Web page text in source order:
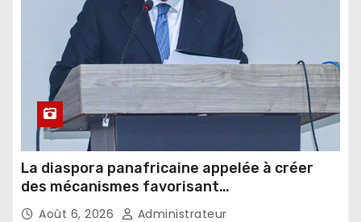
La diaspora panafricaine appelée à créer
des mécanismes favorisant
l’investissement dans les pays d’origine
Août 6, 2026 Administrateur